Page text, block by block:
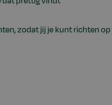
zodat jij je kunt richten